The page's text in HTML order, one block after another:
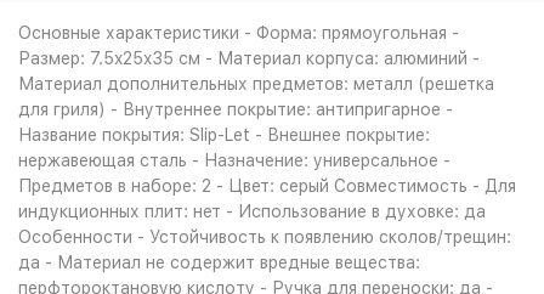
Основные характеристики - Форма: прямоугольная -
Размер: 7.5x25x35 см - Материал корпуса: алюминий -
Материал дополнительных предметов: металл (решетка
для гриля) - Внутреннее покрытие: антипригарное -
Название покрытия: Slip-Let - Внешнее покрытие:
нержавеющая сталь - Назначение: универсальное -
Предметов в наборе: 2 - Цвет: серый Совместимость - Для
индукционных плит: нет - Использование в духовке: да
Особенности - Устойчивость к появлению сколов/трещин:
да - Материал не содержит вредные вещества:
перфтороктановую кислоту - Ручка для переноски: да -